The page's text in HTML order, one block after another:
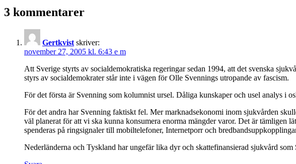
3 kommentarer
Gertkvist skriver:
november 27, 2005 kl. 6:43 e m
Att Sverige styrts av socialdemokratiska regeringar sedan 1994, att det svenska
styrs av socialdemokrater står inte i vägen för Olle Svennings utropande av fascism.
För det första är Svenning som kolumnist ursel. Dåliga kunskaper och usel analys i
För det andra har Svenning faktiskt fel. Mer marknadsekonomi inom sjukvården
väl planerat för att vi ska kunna konsumera enorma mängder varor. Det är tämligen
spenderas på ringsignaler till mobiltelefoner, Internetporr och
Nederländerna och Tyskland har ungefär lika dyr och skattefinansierad sjukvård